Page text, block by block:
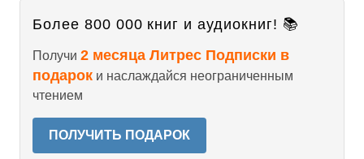
Более 800 000 книг и аудиокниг! 📚
Получи 2 месяца Литрес Подписки в
подарок и наслаждайся неограниченным
чтением
ПОЛУЧИТЬ ПОДАРОК